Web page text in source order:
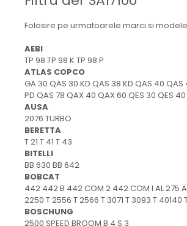
Burdufuri si cilindri hidraulici
Role, bucsi si bolturi
BEHRENS
Bolturi - role - bucse
Burdufe si cilindri
Mecanice
Electrice
Hidraulice
Motoare electrice si pompe
SÖRENSEN
Mecanice
Electrice
Folosire pe urmatoarele marci si
AEBI
TP 98 TP 98 K TP 98 P
ATLAS COPCO
GA 30 QAS 30 KD QAS 38 KD QAS 40 QAS
PD QAS 78 QAX 40 QAX 60 QES 30 QES 40
AUSA
2076 TURBO
BERETTA
T 21 T 41 T 43
BITELLI
BB 630 BB 642
BOBCAT
442 442 B 442 COM 2 442 COM I AL 275
2250 T 2556 T 2566 T 3071 T 3093 T 40140
BOSCHUNG
2500 SPEED BROOM B 4 S 3